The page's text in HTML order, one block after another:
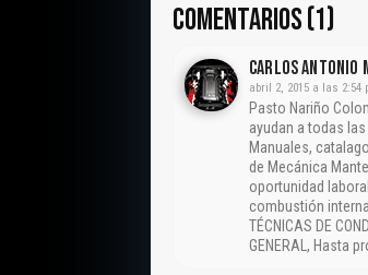
COMENTARIOS (1)
CARLOS ANTONIO
abril 2, 2015 a las 2:54
Pasto Nariño
ayudan a todas
Manuales,
de Mecánica
oportunidad
combustión
TÉCNICAS DE
GENERAL, Hasta